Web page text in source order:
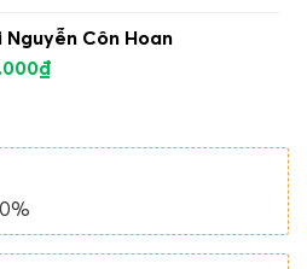
Côn Hoan
₫